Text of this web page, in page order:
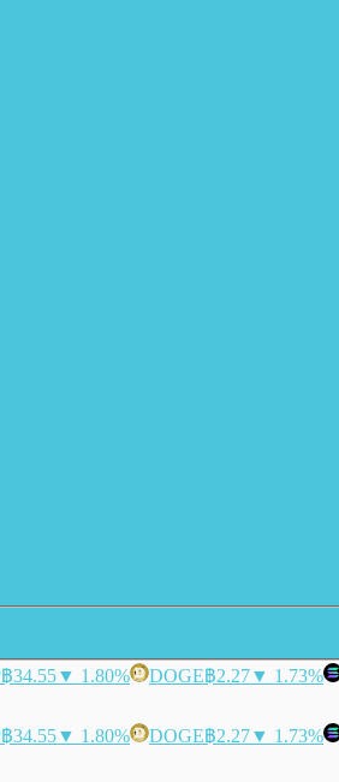
฿34.55▼ 1.80% DOGE฿2.27▼ 1.73%
฿34.55▼ 1.80% DOGE฿2.27▼ 1.73%